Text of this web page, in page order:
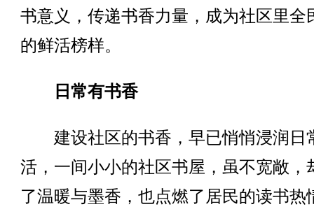
书意义，传递书香力量，成为社区里全
的鲜活榜样。
日常有书香
建设社区的书香，早已悄悄浸润日
活，一间小小的社区书屋，虽不宽敞，
了温暖与墨香，也点燃了居民的读书热